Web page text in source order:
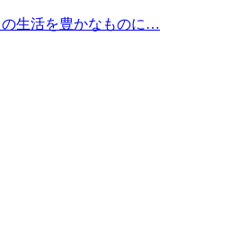
生活を豊かなものに…